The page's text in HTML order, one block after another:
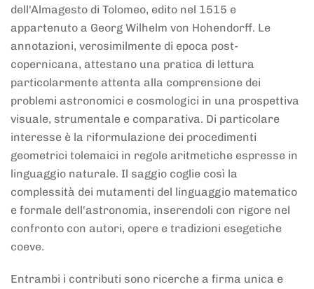
dell'Almagesto di Tolomeo, edito nel 1515 e
appartenuto a Georg Wilhelm von Hohendorff. Le
annotazioni, verosimilmente di epoca post-
copernicana, attestano una pratica di lettura
particolarmente attenta alla comprensione dei
problemi astronomici e cosmologici in una prospettiva
visuale, strumentale e comparativa. Di particolare
interesse è la riformulazione dei procedimenti
geometrici tolemaici in regole aritmetiche espresse in
linguaggio naturale. Il saggio coglie così la
complessità dei mutamenti del linguaggio matematico
e formale dell'astronomia, inserendoli con rigore nel
confronto con autori, opere e tradizioni esegetiche
coeve.
Entrambi i contributi sono ricerche a firma unica e